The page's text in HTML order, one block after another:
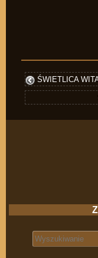
ŚWIETLICA
Search for: